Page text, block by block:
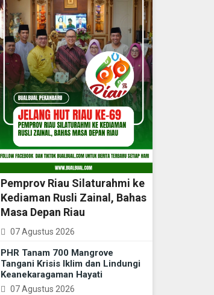
Pemprov Riau Silaturahmi ke
Kediaman Rusli Zainal, Bahas
Masa Depan Riau
07 Agustus 2026
PHR Tanam 700 Mangrove
Tangani Krisis Iklim dan Lindungi
Keanekaragaman Hayati
07 Agustus 2026